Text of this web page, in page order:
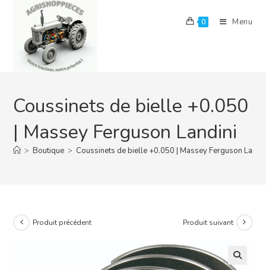
content
0 Menu
Coussinets de bielle +0.050
| Massey Ferguson Landini
> Boutique > Coussinets de bielle +0.050 | Massey Ferguson
Produit précédent Produit suivant